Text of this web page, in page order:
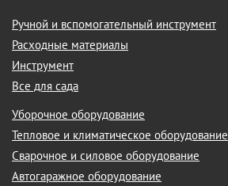
Ручной и вспомогательный инструмент
Расходные материалы
Инструмент
Все для сада
Уборочное оборудование
Тепловое и климатическое оборудование
Сварочное и силовое оборудование
Автогаражное оборудование